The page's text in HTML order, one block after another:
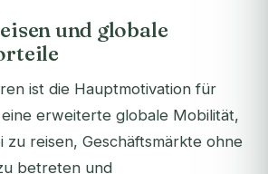
und globale
ist die Hauptmotivation für
erweiterte globale Mobilität,
zu reisen, Geschäftsmärkte ohne
betreten und